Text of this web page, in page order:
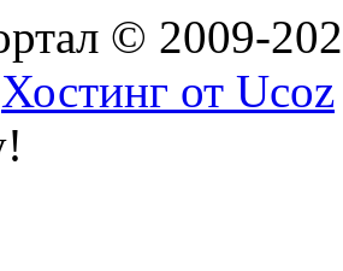
© 2009-
Хостинг от Ucoz